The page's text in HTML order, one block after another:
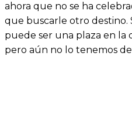
ahora que no se ha
que buscarle otro destino.
puede ser una plaza en
pero aún no lo tenemos